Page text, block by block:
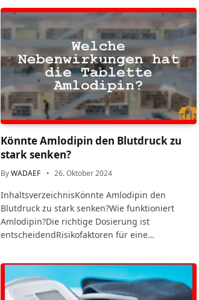
Könnte Amlodipin den Blutdruck zu
stark senken?
ByWADAEF 26. Oktober 2024
InhaltsverzeichnisKönnte Amlodipin den
Blutdruck zu stark senken?Wie funktioniert
Amlodipin?Die richtige Dosierung ist
entscheidendRisikofaktoren für eine…